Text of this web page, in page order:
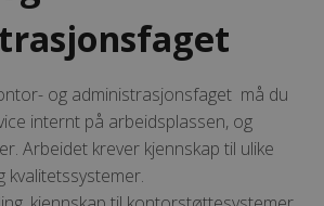
og administrasjonsfaget må du
internt på arbeidsplassen, og
Arbeidet krever kjennskap til ulike
kvalitetssystemer.